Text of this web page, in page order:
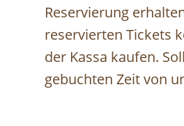
Reservierung
reservierten Tickets
der Kassa kaufen.
gebuchten Zeit von